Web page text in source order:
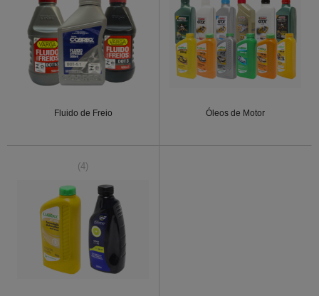
Fluido de Freio Óleos de Motor
(4)